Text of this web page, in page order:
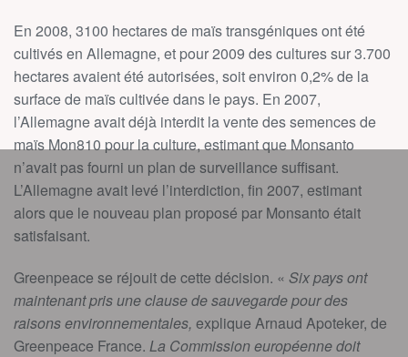
En 2008, 3100 hectares de maïs transgéniques ont été
cultivés en Allemagne, et pour 2009 des cultures sur 3.700
hectares avaient été autorisées, soit environ 0,2% de la
surface de maïs cultivée dans le pays. En 2007,
l’Allemagne avait déjà interdit la vente des semences de
maïs Mon810 pour la culture, estimant que Monsanto
n’avait pas fourni un plan de surveillance suffisant.
L’Allemagne avait levé l’interdiction, fin 2007, estimant
alors que le nouveau plan proposé par Monsanto était
satisfaisant.
Greenpeace se réjouit de cette décision. « Six pays ont
maintenant pris une clause de sauvegarde pour des
raisons environnementales, explique Arnaud Apoteker, de
Greenpeace France. La Commission européenne doit